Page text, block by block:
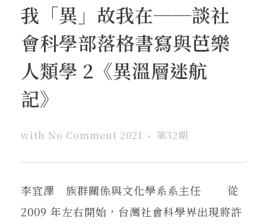
我「異」故我在──談社
會科學部落格書寫與芭樂
人類學 2《異溫層迷航
記》
with No Comment 2021 第32期
李宜澤 族群關係與文化學系系主任 從
2009 年左右開始，台灣社會科學界出現將許